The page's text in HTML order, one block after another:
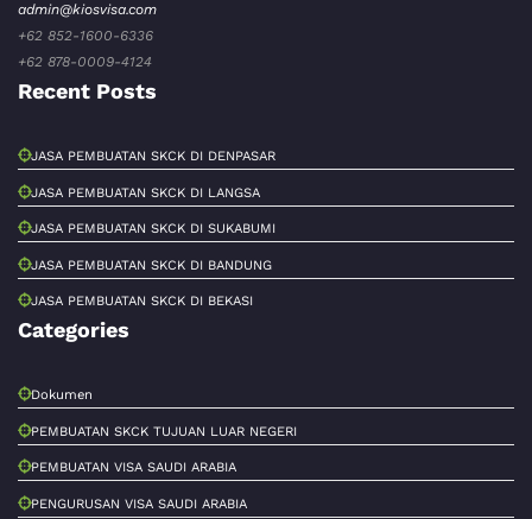
admin@kiosvisa.com
+62 852-1600-6336
+62 878-0009-4124
Recent Posts
JASA PEMBUATAN SKCK DI DENPASAR
JASA PEMBUATAN SKCK DI LANGSA
JASA PEMBUATAN SKCK DI SUKABUMI
JASA PEMBUATAN SKCK DI BANDUNG
JASA PEMBUATAN SKCK DI BEKASI
Categories
Dokumen
PEMBUATAN SKCK TUJUAN LUAR NEGERI
PEMBUATAN VISA SAUDI ARABIA
PENGURUSAN VISA SAUDI ARABIA